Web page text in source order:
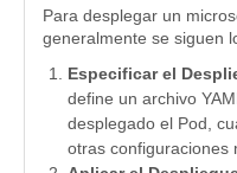
Para desplegar un
generalmente se siguen
Especificar el
define un archivo
desplegado el Pod,
otras configuraciones